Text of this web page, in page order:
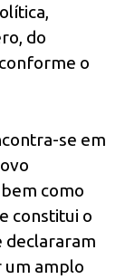
do
o
se em
como
constitui o
declararam
um amplo